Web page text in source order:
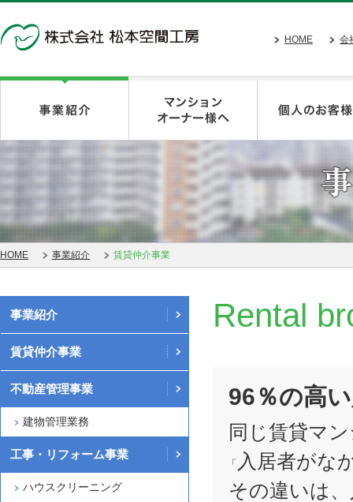
HOME 会
HOME 事業紹介 賃貸仲介事業
Rental
96％の高
同じ賃貸マ
「 入居者がな
その違いは
事業紹介
賃貸仲介事業
不動産管理事業
建物管理業務
工事・リフォーム事業
ハウスクリーニング